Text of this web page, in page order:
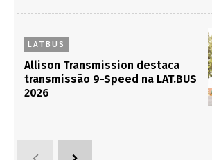
LATBUS
Allison Transmission destaca
transmissão 9-Speed na LAT.BUS
2026